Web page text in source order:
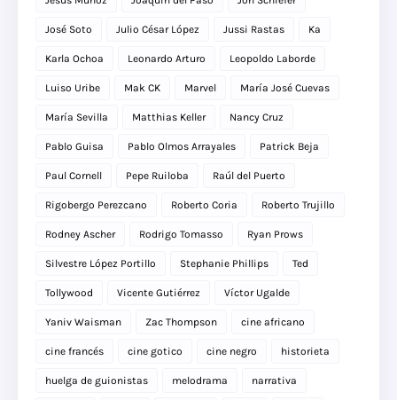
José Soto Julio César López Jussi Rastas Ka
Karla Ochoa Leonardo Arturo Leopoldo Laborde
Luiso Uribe Mak CK Marvel María José Cuevas
María Sevilla Matthias Keller Nancy Cruz
Pablo Guisa Pablo Olmos Arrayales Patrick Beja
Paul Cornell Pepe Ruiloba Raúl del Puerto
Rigobergo Perezcano Roberto Coria Roberto Trujillo
Rodney Ascher Rodrigo Tomasso Ryan Prows
Silvestre López Portillo Stephanie Phillips Ted
Tollywood Vicente Gutiérrez Víctor Ugalde
Yaniv Waisman Zac Thompson cine africano
cine francés cine gotico cine negro historieta
huelga de guionistas melodrama narrativa